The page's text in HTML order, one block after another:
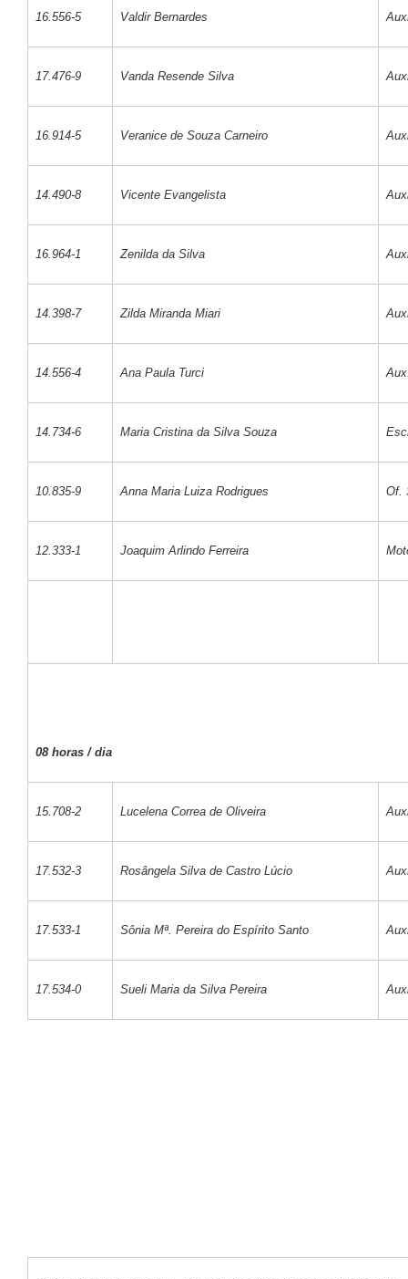
16.556-5 Valdir Bernardes
17.476-9 Vanda Resende Silva
16.914-5 Veranice de Souza Carneiro
14.490-8 Vicente Evangelista
16.964-1 Zenilda da Silva
14.398-7 Zilda Miranda Miari
14.556-4 Ana Paula Turci
14.734-6 Maria Cristina da Silva Souza
10.835-9 Anna Maria Luiza Rodrigues Of.
12.333-1 Joaquim Arlindo Ferreira
08 horas / dia
15.708-2 Lucelena Correa de Oliveira
17.532-3 Rosângela Silva de Castro Lúcio
17.533-1 Sônia Mª. Pereira do Espírito Santo
17.534-0 Sueli Maria da Silva Pereira